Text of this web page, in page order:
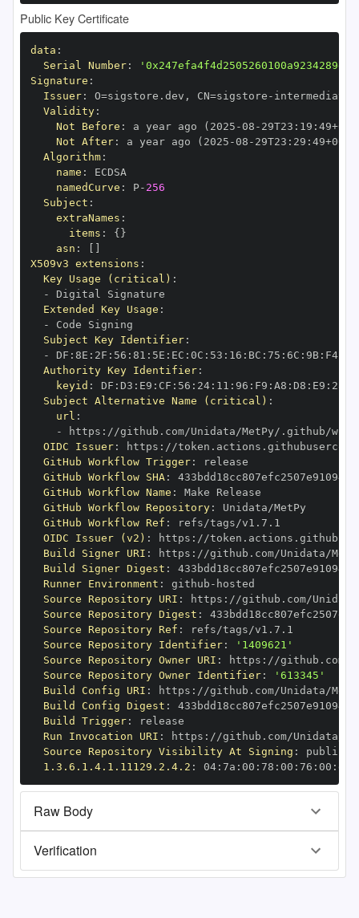
Public Key Certificate
data :
Serial Number:
Signature :
Issuer: O=sigstore.dev , CN=sigstore -
Validity:
Not Before : a year ago (2025 -08 - 29T23 : 19 : 49+00
Not After: a year ago (2025 -08 - 29T23 : 29 : 49+00
Algorithm:
name :
namedCurve : P- 256
Subject :
extraNames :
items : { }
asn :
X509v3 extensions :
Key Usage (critical) :
-
Extended Key Usage :
-
Subject Key Identifier:
-
DF : 8E : 2F : 56 : 81 : 5E : EC : 0C : 53 : 16 : BC : 75 : 6C : 9B: F4:
Authority Key Identifier:
keyid : DF : D3 : E9 : CF : 56 : 24: 11 : 96 : F9 : A8 : D8 : E9 : 28
Subject Alternative Name (critical) :
url :
-
https :
OIDC Issuer: https :
GitHub Workflow Trigger:
GitHub Workflow SHA:
GitHub Workflow Name :
GitHub Workflow Repository:
GitHub Workflow Ref :
OIDC Issuer (v2) : https :
Build Signer URI : https :
Build Signer Digest :
Runner Environment : github -
Source Repository URI : https :
Source Repository Digest :
Source Repository Ref :
Source Repository Identifier:
'1409621'
Source Repository Owner URI : https :
Source Repository Owner Identifier:
'613345'
Build Config URI : https :
Build Config Digest :
Build Trigger:
Run Invocation URI : https :
Source Repository Visibility At Signing :
1.3.6.1.4.1.11129.2.4.2 : 04: 7a : 00 : 78 : 00 : 76 : 00 : dd
Raw Body
Verification